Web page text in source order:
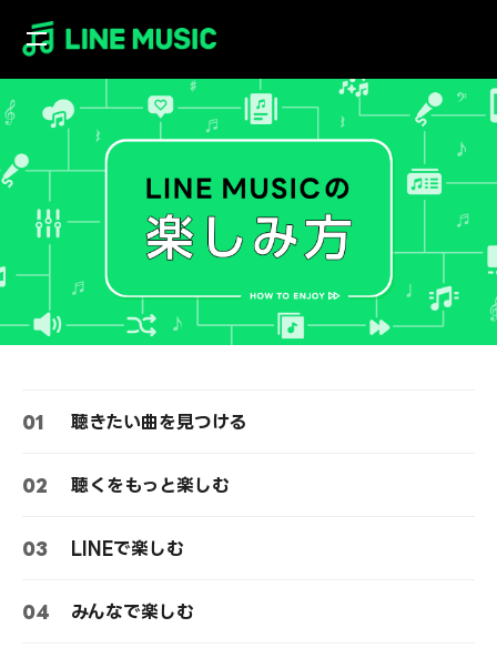
O
p
e
l
o
01 聴きたい曲を見つける
02 聴くをもっと楽しむ
03 LINEで楽しむ
04 みんなで楽しむ